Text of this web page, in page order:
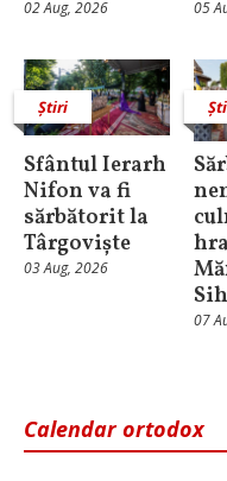
02 Aug, 2026 05
Știri
Sfântul Ierarh
Nifon va fi
sărbătorit la
Târgoviște
03 Aug, 2026
07
Calendar ortodox